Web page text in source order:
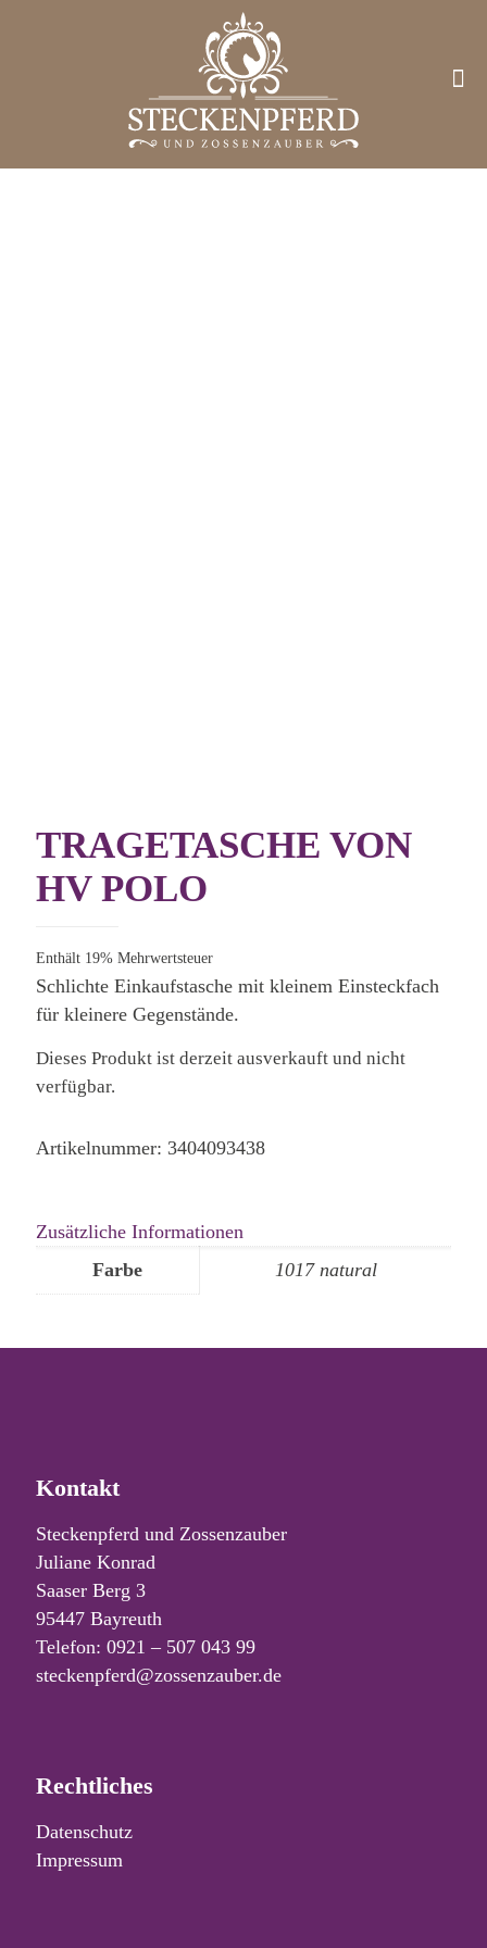
TRAGETASCHE VON
HV POLO
Enthält 19% Mehrwertsteuer
Schlichte Einkaufstasche mit kleinem Einsteckfach
für kleinere Gegenstände.
Dieses Produkt ist derzeit ausverkauft und nicht
verfügbar.
Artikelnummer: 3404093438
Zusätzliche Informationen
Farbe
1017 natural
Kontakt
Steckenpferd und Zossenzauber
Juliane Konrad
Saaser Berg 3
95447 Bayreuth
Telefon: 0921 – 507 043 99
steckenpferd@zossenzauber.de
Rechtliches
Datenschutz
Impressum